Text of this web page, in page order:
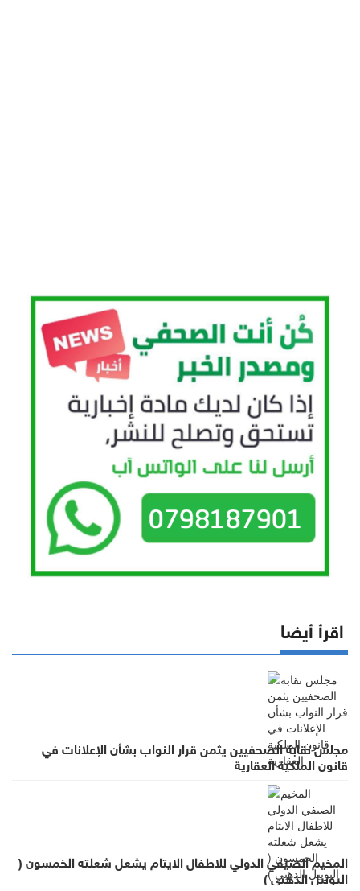
اقرأ أيضا
مجلس نقابة الصحفيين يثمن قرار النواب بشأن الإعلانات في
قانون الملكية العقارية
المخيم الصيفي الدولي للاطفال الايتام يشعل شعلته الخمسون (
اليوبيل الذهبي )